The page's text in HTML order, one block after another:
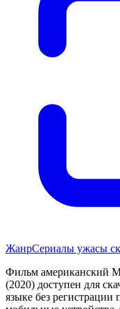
ЖанрСериалы ужасы
Фильм американский
(2020) доступен для
языке без